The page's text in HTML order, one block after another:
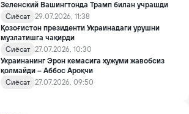
Зеленский Вашингтонда Трамп билан учрашди
Сиёсат 29.07.2026, 11:38
Қозоғистон президенти Украинадаги урушни
музлатишга чақирди
Сиёсат 27.07.2026, 10:30
Украинанинг Эрон кемасига ҳужуми жавобсиз
қолмайди – Аббос Ароқчи
Сиёсат 27.07.2026, 09:50